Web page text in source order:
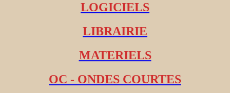
LOGICIELS
LIBRAIRIE
MATERIELS
OC - ONDES COURTES